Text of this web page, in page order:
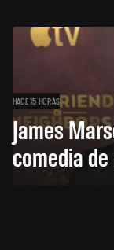
HACE 15 HORAS
James
comedia